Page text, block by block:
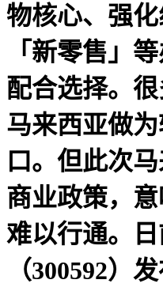
物核心、强
「新零售」
配合选择。
马来西亚做
口。但此次
商业政策，
难以行通。
（300592）